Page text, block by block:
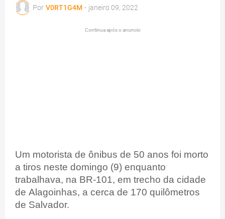
Por V0RT1G4M - janeiro 09, 2022
Continua após o anuncio
Um motorista de ônibus de 50 anos foi morto
a tiros neste domingo (9) enquanto
trabalhava, na BR-101, em trecho da cidade
de Alagoinhas, a cerca de 170 quilômetros
de Salvador.